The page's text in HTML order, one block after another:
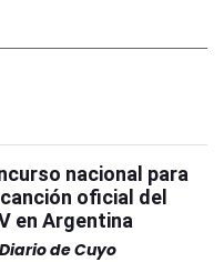
nacional para
oficial del
en Argentina
de Cuyo